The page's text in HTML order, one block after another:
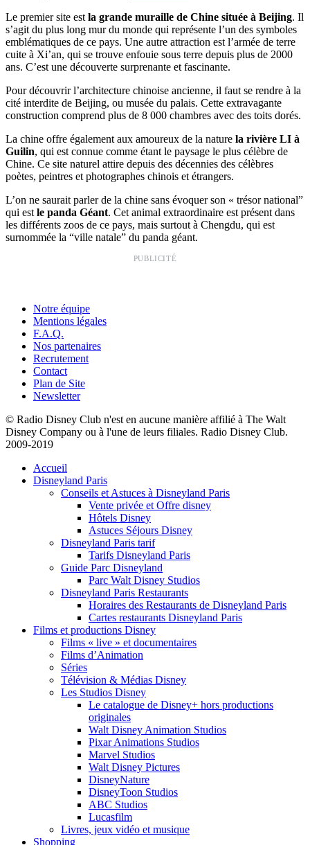
Le premier site est la grande muraille de Chine située à Beijing. Il
s’agit du plus long mur du monde qui représente l’un des symboles
emblématiques de ce pays. Une autre attraction est l’armée de terre
cuite à Xi’an, qui se trouve enfouie sous terre depuis plus de 2000
ans. C’est une découverte surprenante et fascinante.
Pour découvrir l’architecture chinoise ancienne, il faut se rendre à la
cité interdite de Beijing, ou musée du palais. Cette extravagante
construction comprend plus de 8 000 chambres avec des toits dorés.
La chine offre également aux amoureux de la nature la rivière LI à
Guilin, qui est connue comme étant le paysage le plus célèbre de
Chine. Ce site naturel attire depuis des décennies des célèbres
poètes, peintres et photographes chinois et étrangers.
L’on ne saurait parler de la chine sans évoquer son « trésor national”
qui est le panda Géant. Cet animal extraordinaire est présent dans
les différents zoos de ce pays, mais surtout à Chengdu, qui est
surnommée la “ville natale” du panda géant.
PUBLICITÉ
Notre équipe
Mentions légales
F.A.Q.
Nos partenaires
Recrutement
Contact
Plan de Site
Newsletter
© Radio Disney Club n'est en aucune manière affilié à The Walt
Disney Company ou à l'une de leurs filiales. Radio Disney Club.
2009-2019
Accueil
Disneyland Paris
Conseils et Astuces à Disneyland Paris
Vente privée et Offre disney
Hôtels Disney
Astuces Séjours Disney
Disneyland Paris tarif
Tarifs Disneyland Paris
Guide Parc Disneyland
Parc Walt Disney Studios
Disneyland Paris Restaurants
Horaires des Restaurants de Disneyland Paris
Cartes restaurants Disneyland Paris
Films et productions Disney
Films « live » et documentaires
Films d’Animation
Séries
Télévision & Médias Disney
Les Studios Disney
Le catalogue de Disney+ hors productions
originales
Walt Disney Animation Studios
Pixar Animations Studios
Marvel Studios
Walt Disney Pictures
DisneyNature
DisneyToon Studios
ABC Studios
Lucasfilm
Livres, jeux vidéo et musique
Shopping